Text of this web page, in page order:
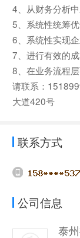
4、从财务分析
5、系统性统筹
6、系统性实现
7、进行有效的
8、在业务流程
请联系：
大道420号
联系方式
公司信息
泰